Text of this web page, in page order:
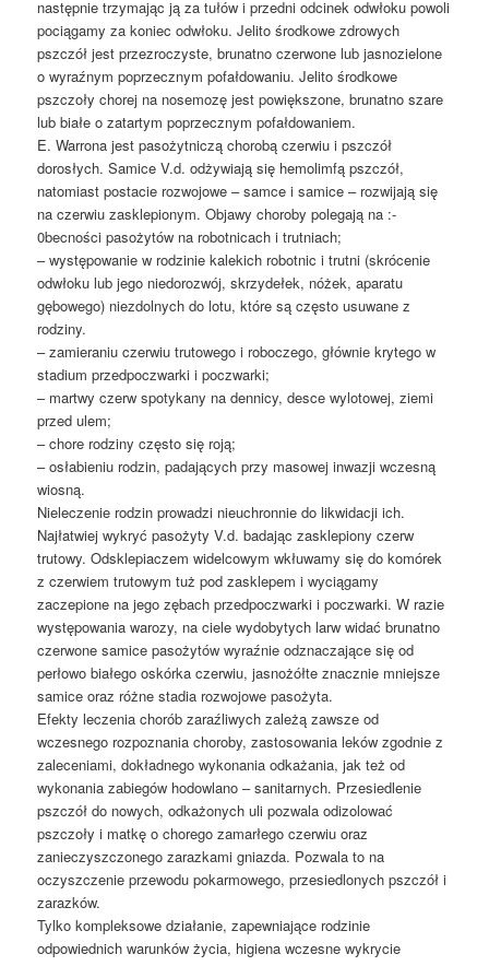
następnie trzymając ją za tułów i przedni odcinek odwłoku powoli
pociągamy za koniec odwłoku. Jelito środkowe zdrowych
pszczół jest przezroczyste, brunatno czerwone lub jasnozielone
o wyraźnym poprzecznym pofałdowaniu. Jelito środkowe
pszczoły chorej na nosemozę jest powiększone, brunatno szare
lub białe o zatartym poprzecznym pofałdowaniem.
E. Warrona jest pasożytniczą chorobą czerwiu i pszczół
dorosłych. Samice V.d. odżywiają się hemolimfą pszczół,
natomiast postacie rozwojowe – samce i samice – rozwijają się
na czerwiu zasklepionym. Objawy choroby polegają na :-
0becności pasożytów na robotnicach i trutniach;
– występowanie w rodzinie kalekich robotnic i trutni (skrócenie
odwłoku lub jego niedorozwój, skrzydełek, nóżek, aparatu
gębowego) niezdolnych do lotu, które są często usuwane z
rodziny.
– zamieraniu czerwiu trutowego i roboczego, głównie krytego w
stadium przedpoczwarki i poczwarki;
– martwy czerw spotykany na dennicy, desce wylotowej, ziemi
przed ulem;
– chore rodziny często się roją;
– osłabieniu rodzin, padających przy masowej inwazji wczesną
wiosną.
Nieleczenie rodzin prowadzi nieuchronnie do likwidacji ich.
Najłatwiej wykryć pasożyty V.d. badając zasklepiony czerw
trutowy. Odsklepiaczem widelcowym wkłuwamy się do komórek
z czerwiem trutowym tuż pod zasklepem i wyciągamy
zaczepione na jego zębach przedpoczwarki i poczwarki. W razie
występowania warozy, na ciele wydobytych larw widać brunatno
czerwone samice pasożytów wyraźnie odznaczające się od
perłowo białego oskórka czerwiu, jasnożółte znacznie mniejsze
samice oraz różne stadia rozwojowe pasożyta.
Efekty leczenia chorób zaraźliwych zależą zawsze od
wczesnego rozpoznania choroby, zastosowania leków zgodnie z
zaleceniami, dokładnego wykonania odkażania, jak też od
wykonania zabiegów hodowlano – sanitarnych. Przesiedlenie
pszczół do nowych, odkażonych uli pozwala odizolować
pszczoły i matkę o chorego zamarłego czerwiu oraz
zanieczyszczonego zarazkami gniazda. Pozwala to na
oczyszczenie przewodu pokarmowego, przesiedlonych pszczół i
zarazków.
Tylko kompleksowe działanie, zapewniające rodzinie
odpowiednich warunków życia, higiena wczesne wykrycie